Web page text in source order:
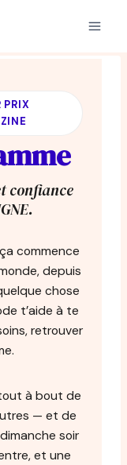
PRIX
confiance
commence
depuis
chose
t’aide à te
retrouver
à bout de
— et de
soir
et une